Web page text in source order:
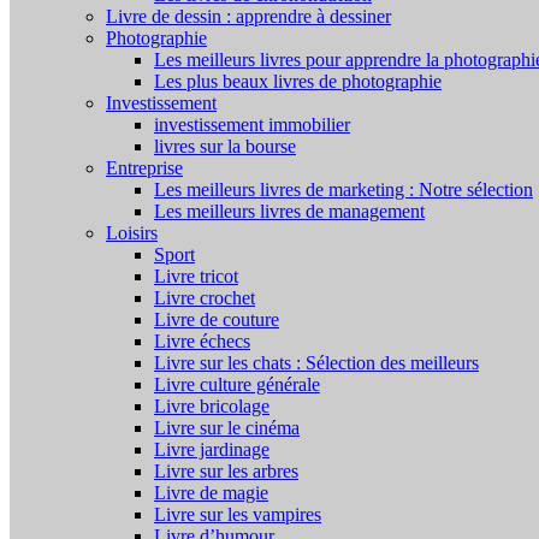
Livre de dessin : apprendre à dessiner
Photographie
Les meilleurs livres pour apprendre la
Les plus beaux livres de photographie
Investissement
investissement immobilier
livres sur la bourse
Entreprise
Les meilleurs livres de marketing : Notre sélection
Les meilleurs livres de management
Loisirs
Sport
Livre tricot
Livre crochet
Livre de couture
Livre échecs
Livre sur les chats : Sélection des meilleurs
Livre culture générale
Livre bricolage
Livre sur le cinéma
Livre jardinage
Livre sur les arbres
Livre de magie
Livre sur les vampires